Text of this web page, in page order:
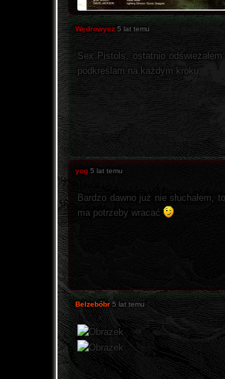
Wędrowycz 5 lat temu
Sex Pistols, ostatnio
podkreślam na każdym kroku.
yog 5 lat temu
Bardzo dawno już nie
ma potrzeby wracać
Belzebóbr 5 lat temu